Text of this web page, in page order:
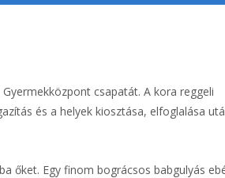
csapatát. A kora reggeli
és a helyek kiosztása, elfoglalása
őket. Egy finom bográcsos babgulyás